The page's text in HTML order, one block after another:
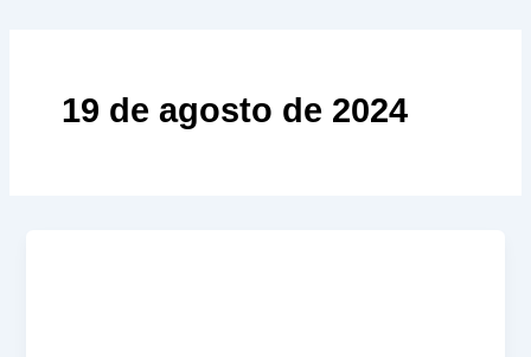
19 de agosto de 2024